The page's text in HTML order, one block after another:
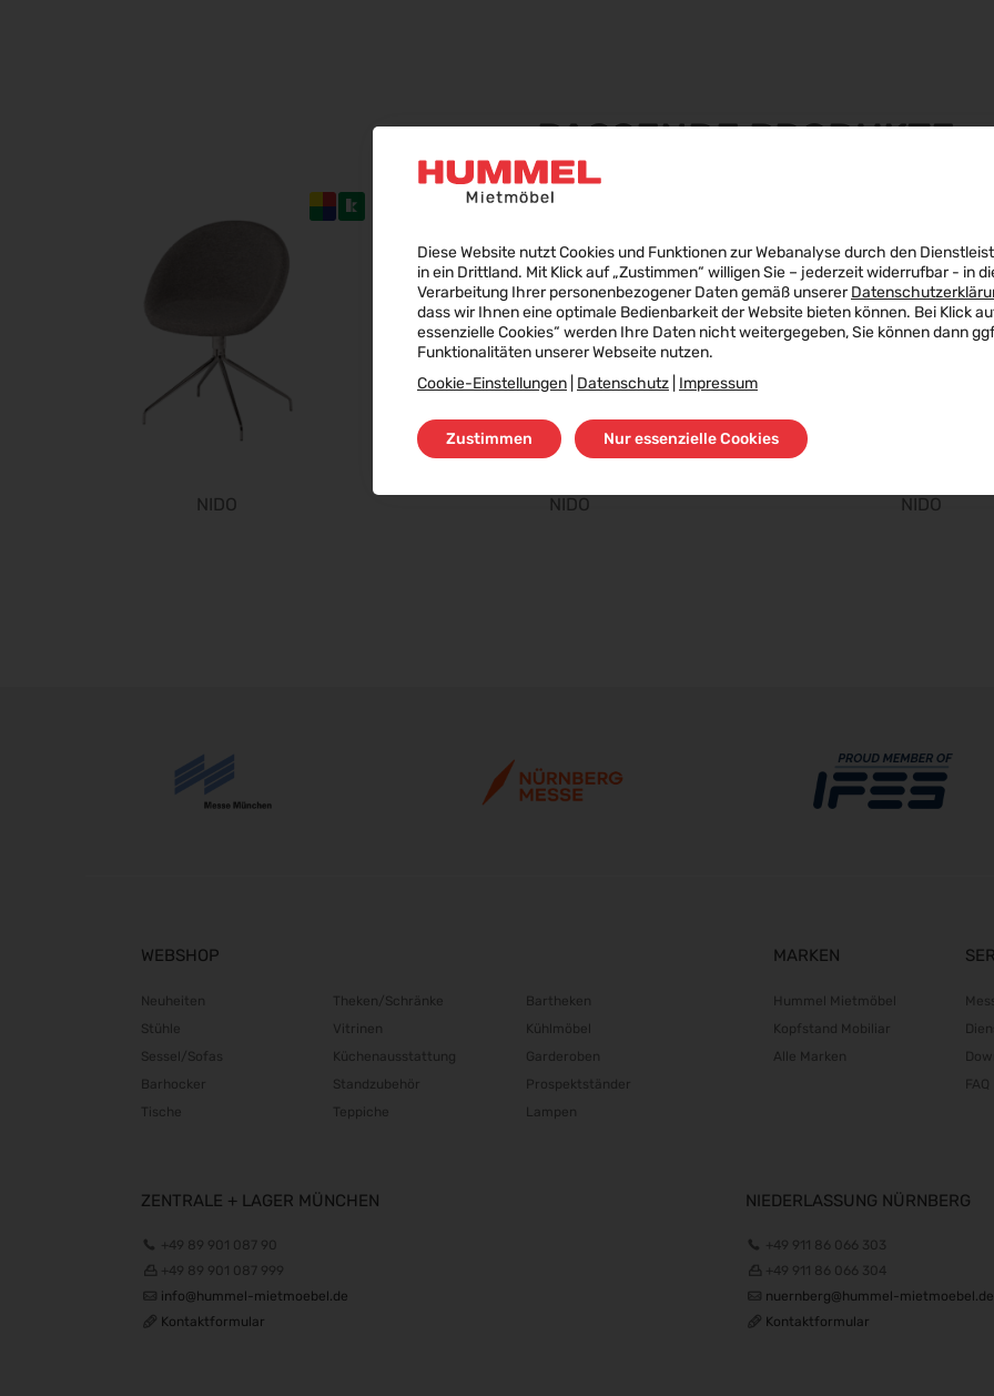
PASSENDE PRODUKTE
NIDO NIDO NIDO
WEBSHOP
Neuheiten
Stühle
Sessel/Sofas
Barhocker
Tische
Theken/Schränke
Vitrinen
Küchenausstattung
Standzubehör
Teppiche
Bartheken
Kühlmöbel
Garderoben
Prospektständer
Lampen
MARKEN
Hummel Mietmöbel
Kopfstand Mobiliar
Alle Marken
FAQ
ZENTRALE + LAGER MÜNCHEN
+49 89 901 087 90
+49 89 901 087 999
info@hummel-mietmoebel.de
Kontaktformular
NIEDERLASSUNG NÜRNBERG
+49 911 86 066 303
+49 911 86 066 304
nuernberg@hummel-mietmoebel.de
Kontaktformular
Diese Website nutzt Cookies und Funktionen zur Webanalyse durch den
in ein Drittland. Mit Klick auf „Zustimmen“ willigen Sie – jederzeit widerrufbar - in
Verarbeitung Ihrer personenbezogener Daten gemäß unserer
dass wir Ihnen eine optimale Bedienbarkeit der Website bieten können. Bei Klick
essenzielle Cookies“ werden Ihre Daten nicht weitergegeben, Sie können dann
Funktionalitäten unserer Webseite nutzen.
Cookie-Einstellungen Datenschutz Impressum
Zustimmen Nur essenzielle Cookies